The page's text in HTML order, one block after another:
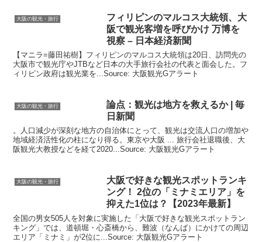
大阪の観光・旅行 フィリピンのマルコス大統領、 大
阪で観光客増を呼びかけ 万博を
視察 – 日本経済新聞
【マニラ=藤田祐樹】フィリピンのマルコス大統領は20日、訪問先の
大阪市で観光庁やJTBなど日本の大手旅行会社の代表と面会した。フ
ィリピン政府は観光業を...Source: 大阪観光Gアラート
大阪の観光・旅行 論点：観光は地方を救えるか | 毎
日新聞
。人口減少が深刻な地方の自治体にとって、観光は交流人口の増加や
地域経済活性化の柱になり得る。東京や大阪 ... 旅行会社退職後、大
阪観光大教授などを経て2020...Source: 大阪観光Gアラート
大阪の観光・旅行 大阪で好きな観光スポットランキ
ング！ 2位の「ミナミエリア」を
抑えた1位は？【2023年最新】
全国の男女505人を対象に実施した「大阪で好きな観光スポットラン
キング」では、道頓堀・心斎橋から、難波（なんば）にかけての周辺
エリア「ミナミ」が2位に...Source: 大阪観光Gアラート